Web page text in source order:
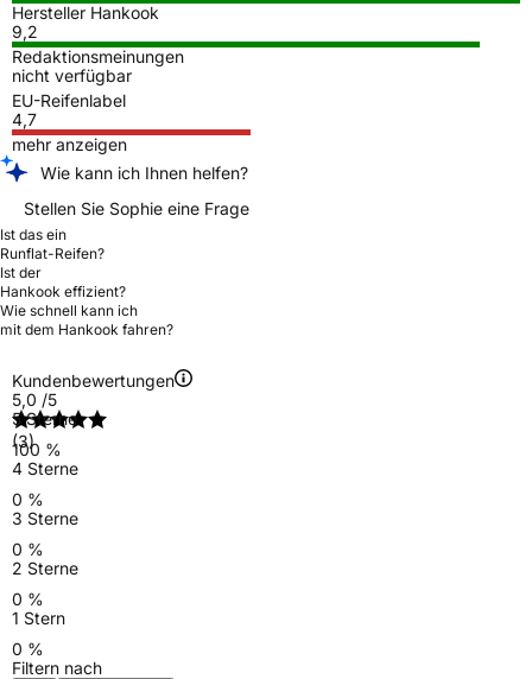
Hersteller Hankook
9,2
Redaktionsmeinungen
nicht verfügbar
EU-Reifenlabel
4,7
mehr anzeigen
Wie kann ich Ihnen helfen?
Stellen Sie Sophie eine Frage
Ist das ein
Runflat-Reifen?
Ist der
Hankook effizient?
Wie schnell kann ich
mit dem Hankook fahren?
Kundenbewertungen
5,0 /5
(3)
5 Sterne
100 %
4 Sterne
0 %
3 Sterne
0 %
2 Sterne
0 %
1 Stern
0 %
Filtern nach